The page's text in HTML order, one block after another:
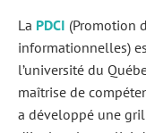
La PDCI (Promotion
informationnelles)
l’université du
maîtrise de
a développé une